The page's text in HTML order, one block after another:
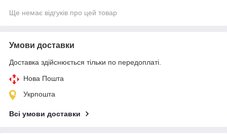
Ще немає відгуків про цей товар
Умови доставки
Доставка здійснюється тільки по передоплаті.
Нова Пошта
Укрпошта
Всі умови доставки